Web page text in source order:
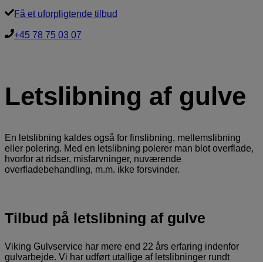
Få et uforpligtende tilbud
+45 78 75 03 07
Letslibning af gulve
En letslibning kaldes også for finslibning, mellemslibning
eller polering. Med en letslibning polerer man blot overflade,
hvorfor at ridser, misfarvninger, nuværende
overfladebehandling, m.m. ikke forsvinder.
Tilbud på letslibning af gulve
Viking Gulvservice har mere end 22 års erfaring indenfor
gulvarbejde. Vi har udført utallige af letslibninger rundt